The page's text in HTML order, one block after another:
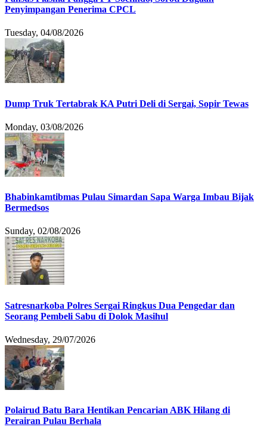
Penyimpangan Penerima CPCL
Tuesday, 04/08/2026
Dump Truk Tertabrak KA Putri Deli di Sergai, Sopir Tewas
Monday, 03/08/2026
Bhabinkamtibmas Pulau Simardan Sapa Warga Imbau Bijak
Bermedsos
Sunday, 02/08/2026
Satresnarkoba Polres Sergai Ringkus Dua Pengedar dan
Seorang Pembeli Sabu di Dolok Masihul
Wednesday, 29/07/2026
Polairud Batu Bara Hentikan Pencarian ABK Hilang di
Perairan Pulau Berhala